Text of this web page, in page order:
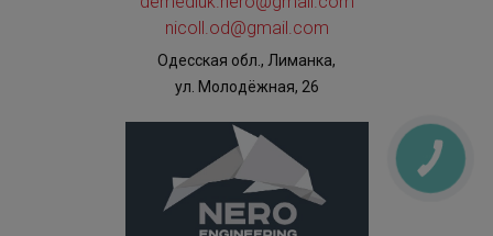
nicoll.od@gmail.com
Одесская обл., Лиманка,
ул. Молодёжная, 26
КНОПКА
ЗВ'ЯЗКУ